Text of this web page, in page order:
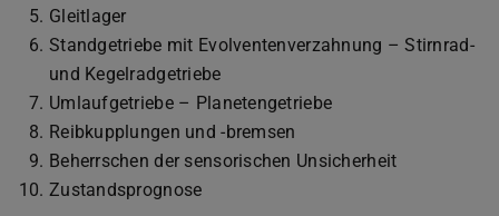
Gleitlager
Standgetriebe mit Evolventenverzahnung – Stirnrad-
und Kegelradgetriebe
Umlaufgetriebe – Planetengetriebe
Reibkupplungen und -bremsen
Beherrschen der sensorischen Unsicherheit
Zustandsprognose